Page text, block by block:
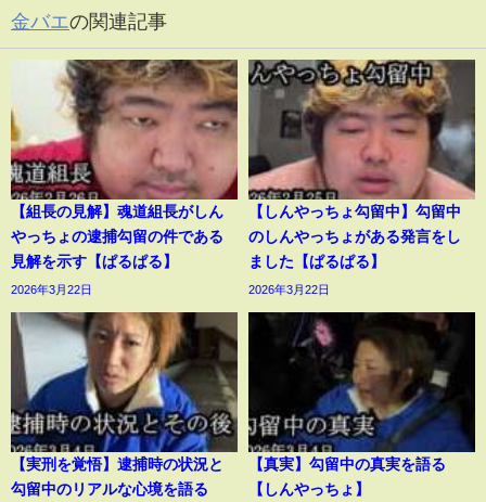
金バエの関連記事
【組長の見解】魂道組長がしん
やっちょの逮捕勾留の件である
見解を示す【ぱるぱる】
2026年3月22日
【しんやっちょ勾留中】勾留中
のしんやっちょがある発言をし
ました【ぱるぱる】
2026年3月22日
【実刑を覚悟】逮捕時の状況と
勾留中のリアルな心境を語る
【真実】勾留中の真実を語る
【しんやっちょ】